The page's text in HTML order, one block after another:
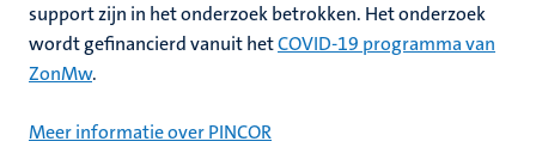
support zijn in het onderzoek betrokken. Het onderzoek
wordt gefinancierd vanuit hetCOVID-19 programma van
ZonMw.
Meer informatie over PINCOR